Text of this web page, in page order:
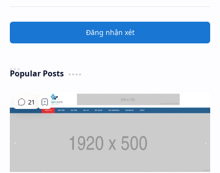
Đăng nhận xét
Popular Posts